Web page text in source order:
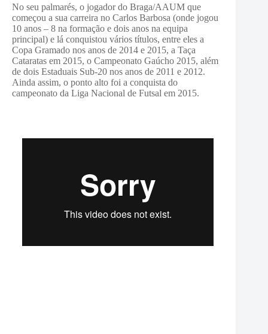
No seu palmarés, o jogador do Braga/AAUM que
começou a sua carreira no Carlos Barbosa (onde jogou
10 anos – 8 na formação e dois anos na equipa
principal) e lá conquistou vários títulos, entre eles a
Copa Gramado nos anos de 2014 e 2015, a Taça
Cataratas em 2015, o Campeonato Gaúcho 2015, além
de dois Estaduais Sub-20 nos anos de 2011 e 2012.
Ainda assim, o ponto alto foi a conquista do
campeonato da Liga Nacional de Futsal em 2015.